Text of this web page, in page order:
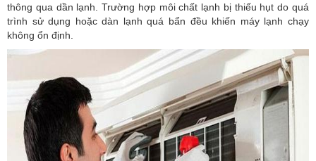
thông qua dần lạnh. Trường hợp môi chất lạnh bị thiếu hụt do quá
trình sử dụng hoặc dàn lạnh quá bẩn đều khiến máy lạnh chạy
không ổn định.